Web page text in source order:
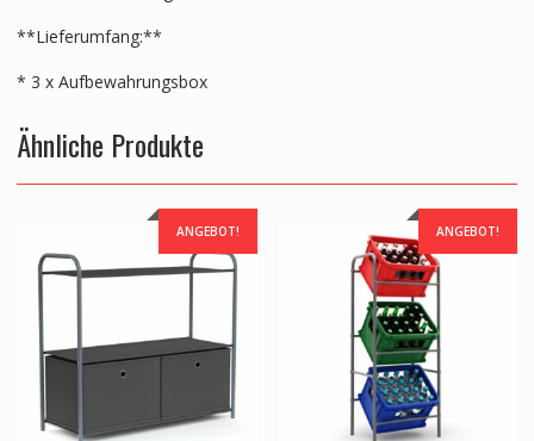
**Lieferumfang:**
* 3 x Aufbewahrungsbox
Ähnliche Produkte
ANGEBOT! ANGEBOT!